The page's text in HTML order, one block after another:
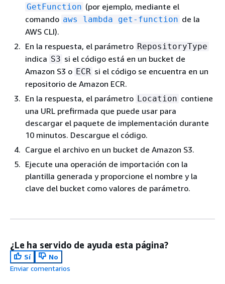
GetFunction (por ejemplo, mediante el
comando aws lambda get-function de la
AWS CLI).
En la respuesta, el parámetro RepositoryType
indica S3 si el código está en un bucket de
Amazon S3 o ECR si el código se encuentra en un
repositorio de Amazon ECR.
En la respuesta, el parámetro Location contiene
una URL prefirmada que puede usar para
descargar el paquete de implementación durante
10 minutos. Descargue el código.
Cargue el archivo en un bucket de Amazon S3.
Ejecute una operación de importación con la
plantilla generada y proporcione el nombre y la
clave del bucket como valores de parámetro.
¿Le ha servido de ayuda esta página?
Sí
No
Enviar comentarios